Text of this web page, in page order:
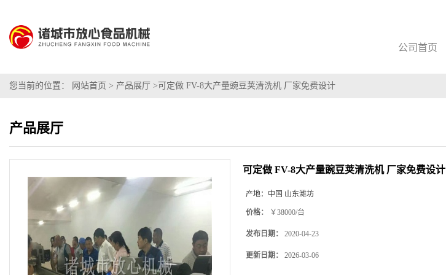
公司首页
您当前的位置： 网站首页 > 产品展厅 > 可定做 FV-8大产量豌豆荚清洗机 厂家免费设计
产品展厅
可定做 FV-8大产量豌豆荚清洗机 厂家免费设计
产地： 中国 山东潍坊
价格： ￥38000/台
发布日期： 2020-04-23
更新日期： 2026-03-06